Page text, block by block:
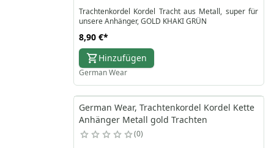
Trachtenkordel Kordel Tracht aus Metall, super für
unsere Anhänger, GOLD KHAKI GRÜN
8,90 €*
Hinzufügen
German Wear
German Wear, Trachtenkordel Kordel Kette
Anhänger Metall gold Trachten
0